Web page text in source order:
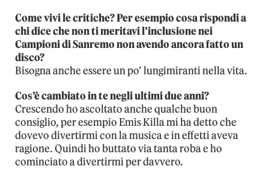
Come vivi le critiche? Per esempio cosa rispondi a
chi dice che non ti meritavi l’inclusione nei
Campioni di Sanremo non avendo ancora fatto un
disco?
Bisogna anche essere un po’ lungimiranti nella vita.
Cos’è cambiato in te negli ultimi due anni?
Crescendo ho ascoltato anche qualche buon
consiglio, per esempio Emis Killa mi ha detto che
dovevo divertirmi con la musica e in effetti aveva
ragione. Quindi ho buttato via tanta roba e ho
cominciato a divertirmi per davvero.